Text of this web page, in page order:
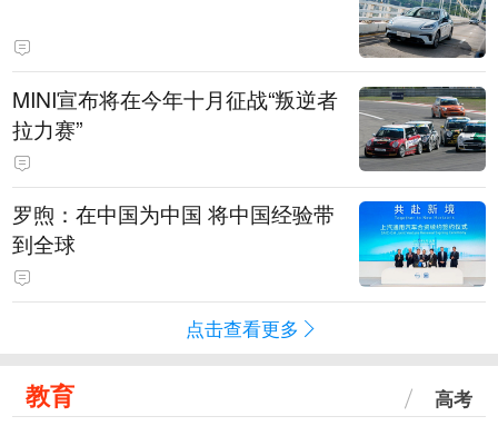
MINI宣布将在今年十月征战“叛逆者
拉力赛”
罗煦：在中国为中国 将中国经验带
到全球
点击查看更多
教育 高考